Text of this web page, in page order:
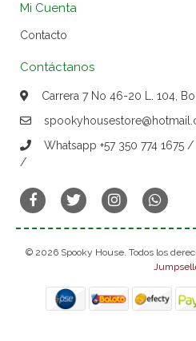
Mi Cuenta
Contacto
Contáctanos
Carrera 7 No 46-20 L. 104,
Whatsapp +57 350 774 1675
/
© 2026 Spooky House. Todos los